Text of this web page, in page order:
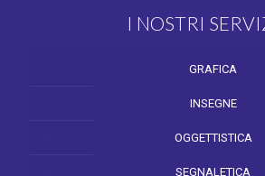
I NOSTRI
GRAFICA
INSEGNE
OGGETTISTICA
SEGNALETICA